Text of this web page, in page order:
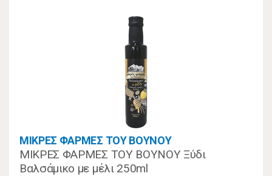
ΜΙΚΡΕΣ ΦΑΡΜΕΣ ΤΟΥ ΒΟΥΝΟΥ
ΜΙΚΡΕΣ ΦΑΡΜΕΣ ΤΟΥ ΒΟΥΝΟΥ Ξύδι
Βαλσάμικο με μέλι 250ml